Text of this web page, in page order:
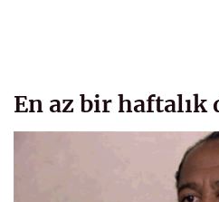
En az bir haftalık